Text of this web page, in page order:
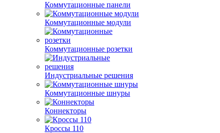
Коммутационные панели
Коммутационные модули
Коммутационные розетки
Индустриальные решения
Коммутационные шнуры
Коннекторы
Кроссы 110